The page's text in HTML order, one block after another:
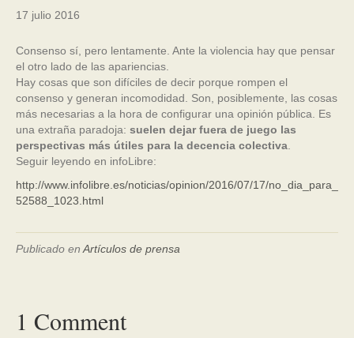
17 julio 2016
Consenso sí, pero lentamente. Ante la violencia hay que pensar
el otro lado de las apariencias.
Hay cosas que son difíciles de decir porque rompen el
consenso y generan incomodidad. Son, posiblemente, las cosas
más necesarias a la hora de configurar una opinión pública. Es
una extraña paradoja: suelen dejar fuera de juego las
perspectivas más útiles para la decencia colectiva
Seguir leyendo en infoLibre:
http://www.infolibre.es/noticias/opinion/2016/07/17/no_dia_para_
52588_1023.html
Publicado en Artículos de prensa
1 Comment